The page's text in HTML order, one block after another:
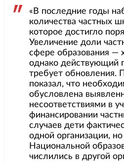
«В последние годы
количества частных
которое достигло
Увеличение доли
сфере образования —
однако действующий
требует обновления.
показал, что
обусловлена
несоответствиями в
финансировании
случаев дети
одной организации,
Национальной
числились в другой